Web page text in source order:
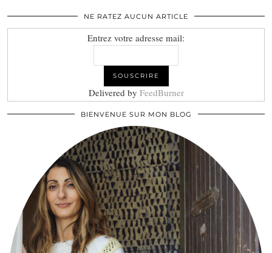
NE RATEZ AUCUN ARTICLE
Entrez votre adresse mail:
Delivered by FeedBurner
BIENVENUE SUR MON BLOG